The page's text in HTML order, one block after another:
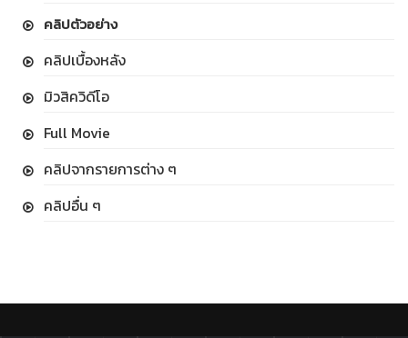
คลิปตัวอย่าง
คลิปเบื้องหลัง
มิวสิควิดีโอ
Full Movie
คลิปจากรายการต่าง ๆ
คลิปอื่น ๆ